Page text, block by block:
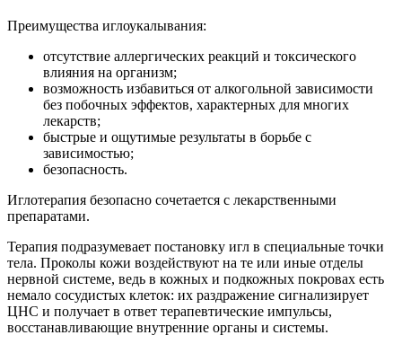
Преимущества иглоукалывания:
отсутствие аллергических реакций и токсического
влияния на организм;
возможность избавиться от алкогольной зависимости
без побочных эффектов, характерных для многих
лекарств;
быстрые и ощутимые результаты в борьбе с
зависимостью;
безопасность.
Иглотерапия безопасно сочетается с лекарственными
препаратами.
Терапия подразумевает постановку игл в специальные точки
тела. Проколы кожи воздействуют на те или иные отделы
нервной системе, ведь в кожных и подкожных покровах есть
немало сосудистых клеток: их раздражение сигнализирует
ЦНС и получает в ответ терапевтические импульсы,
восстанавливающие внутренние органы и системы.